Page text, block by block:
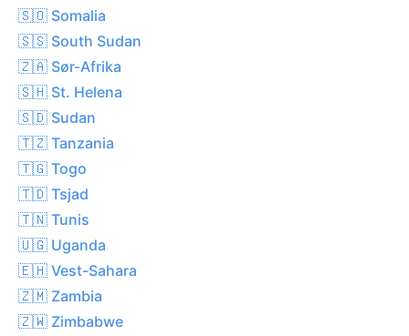
🇸🇴 Somalia
🇸🇸 South Sudan
🇿🇦 Sør-Afrika
🇸🇭 St. Helena
🇸🇩 Sudan
🇹🇿 Tanzania
🇹🇬 Togo
🇹🇩 Tsjad
🇹🇳 Tunis
🇺🇬 Uganda
🇪🇭 Vest-Sahara
🇿🇲 Zambia
🇿🇼 Zimbabwe